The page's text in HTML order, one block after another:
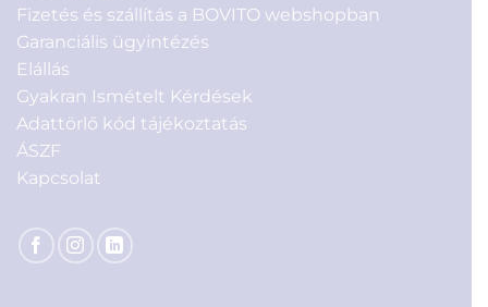
Fizetés és szállítás a BOVITO webshopban
Garanciális ügyintézés
Elállás
Gyakran Ismételt Kérdések
Adattörlő kód tájékoztatás
ÁSZF
Kapcsolat